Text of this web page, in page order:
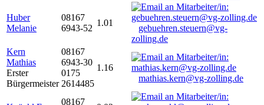
Huber
Melanie
08167
6943-52
1.01
gebuehren.steuern@vg-
zolling.de
Kern
Mathias
Erster
Bürgermeister
08167
6943-30
0175
2614485
1.16
mathias.kern@vg-zolling.de
08167